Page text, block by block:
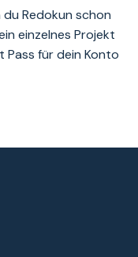
Redokun schon
einzelnes Projekt
für dein Konto